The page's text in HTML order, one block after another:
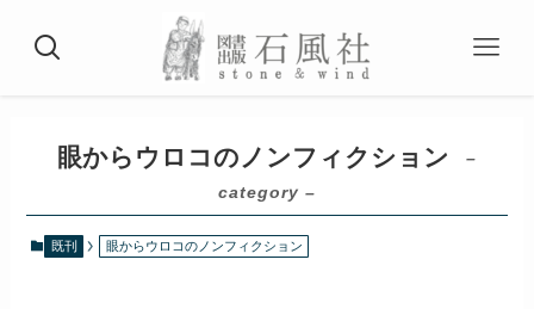
眼からウロコのノンフィクション
–
category –
既刊 眼からウロコのノンフィクション